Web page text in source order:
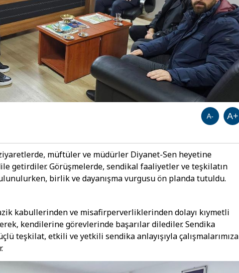
A+
A-
müftüler ve müdürler Diyanet-Sen heyetine
getirdiler. Görüşmelerde, sendikal faaliyetler ve teşkilatın
birlik ve dayanışma vurgusu ön planda tutuldu.
kabullerinden ve misafirperverliklerinden dolayı kıymetli
kendilerine görevlerinde başarılar dilediler. Sendika
teşkilat, etkili ve yetkili sendika anlayışıyla çalışmalarımıza